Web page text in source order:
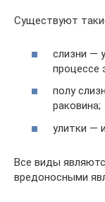
Существуют
слизни —
процессе
полу
раковина;
улитки —
Все виды
вредоносными